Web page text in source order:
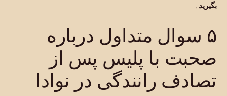
بگیرید .
۵ سوال متداول درباره
صحبت با پلیس پس از
تصادف رانندگی در نوادا